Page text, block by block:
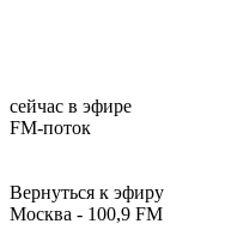
сейчас в эфире
FM-поток
Вернуться к эфиру
Москва - 100,9 FM